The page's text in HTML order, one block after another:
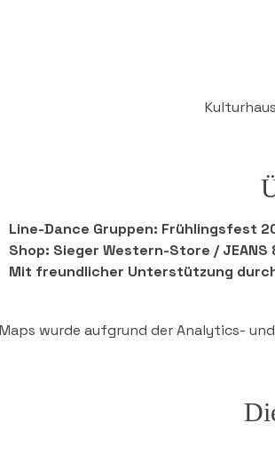
Line-Dance Gruppen: Frühlingsfest
Shop: Sieger Western-Store / JEANS
Mit freundlicher Unterstützung
wurde aufgrund der Analytics-